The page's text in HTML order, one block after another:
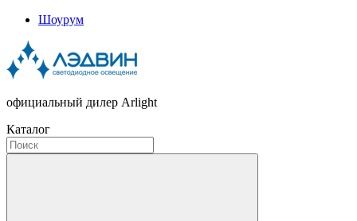
Шоурум
официальный дилер Arlight
Каталог